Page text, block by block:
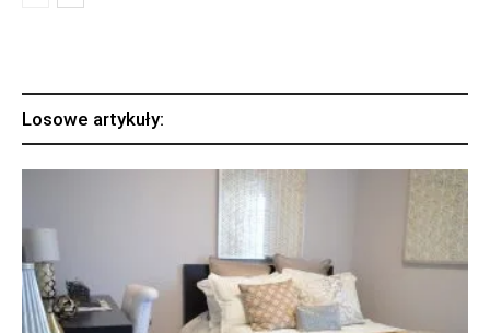
Losowe artykuły: